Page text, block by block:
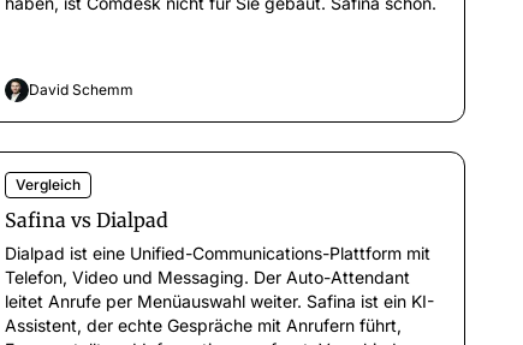
David Schemm
Vergleich
Safina vs Dialpad
Dialpad ist eine Unified-Communications-Plattform mit
Telefon, Video und Messaging. Der Auto-Attendant
leitet Anrufe per Menüauswahl weiter. Safina ist ein KI-
Assistent, der echte Gespräche mit Anrufern führt,